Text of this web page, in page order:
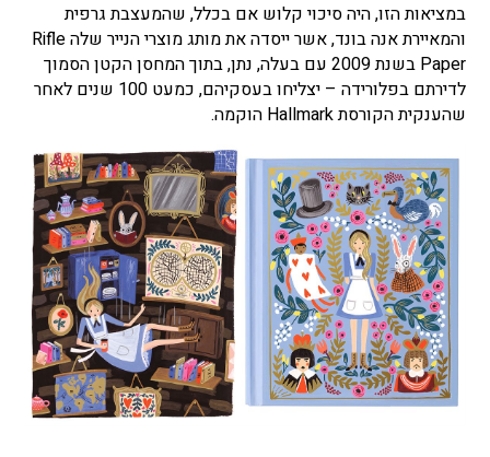
במציאות הזו, היה סיכוי קלוש אם בכלל, שהמעצבת גרפית
והמאיירת אנה בונד, אשר ייסדה את מותג מוצרי הנייר שלה Rifle
Paper בשנת 2009 עם בעלה, נתן, בתוך המחסן הקטן הסמוך
לדירתם בפלורידה – יצליחו בעסקיהם, כמעט 100 שנים לאחר
שהענקית הקורסת Hallmark הוקמה.